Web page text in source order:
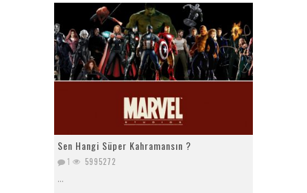
Sen Hangi Süper Kahramansın ?
1 5995272
...